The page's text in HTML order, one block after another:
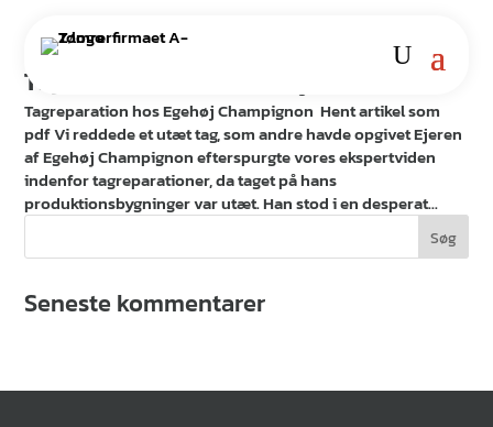
Tagreparation hos Egehøj Champignon
Tagreparation hos Egehøj Champignon Hent artikel som
pdf Vi reddede et utæt tag, som andre havde opgivet Ejeren
af Egehøj Champignon efterspurgte vores ekspertviden
indenfor tagreparationer, da taget på hans
produktionsbygninger var utæt. Han stod i en desperat...
Seneste kommentarer